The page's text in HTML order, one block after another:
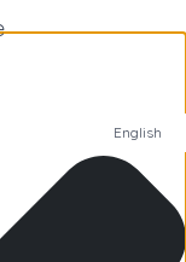
English